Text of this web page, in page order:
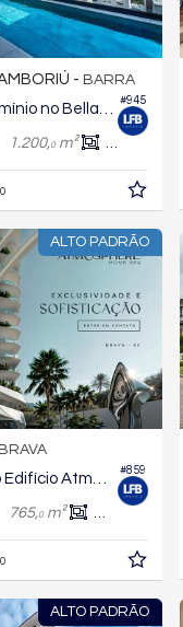
#945
- BARRA
1.200,0m² 823,
ALTO PADRÃO
#859
765,0m² 531,
ALTO PADRÃO